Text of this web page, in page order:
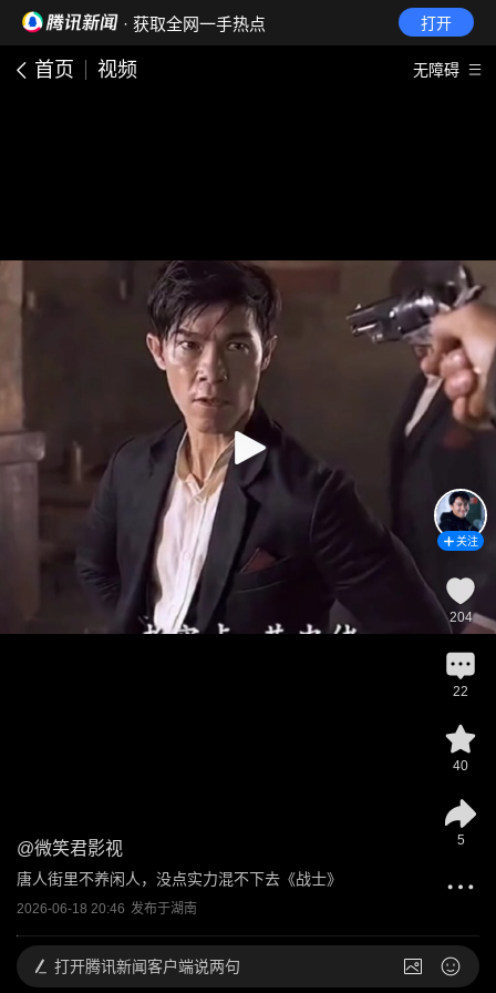
· 获取全网一手热点 打开
首页 视频 无障碍
@微笑君影视
唐人街里不养闲人，没点实力混不下去《战士》
2026-06-18 20:46 发布于湖南
关注
204
22
40
5
打开腾讯新闻客户端说两句